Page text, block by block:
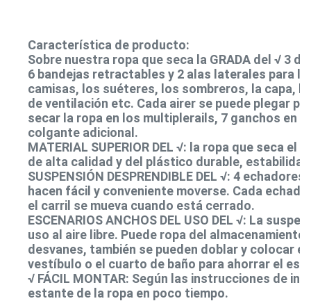
Característica de producto:
Sobre nuestra ropa que seca la GRADA del √ 3
6 bandejas retractables y 2 alas laterales para
camisas, los suéteres, los sombreros, la capa,
de ventilación etc. Cada airer se puede plegar
secar la ropa en los multiplerails, 7 ganchos en
colgante adicional.
MATERIAL SUPERIOR DEL √: la ropa que seca
de alta calidad y del plástico durable,
SUSPENSIÓN DESPRENDIBLE DEL √: 4
hacen fácil y conveniente moverse. Cada
el carril se mueva cuando está cerrado.
ESCENARIOS ANCHOS DEL USO DEL √: La
uso al aire libre. Puede ropa del
desvanes, también se pueden doblar y colocar
vestíbulo o el cuarto de baño para ahorrar el
√ FÁCIL MONTAR: Según las instrucciones de
estante de la ropa en poco tiempo.